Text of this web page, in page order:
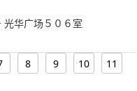
华广场５０６室
8 9 10
11